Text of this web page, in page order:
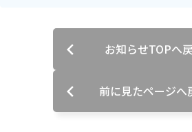
対応エリア
お知らせTOPへ
前に見たページへ